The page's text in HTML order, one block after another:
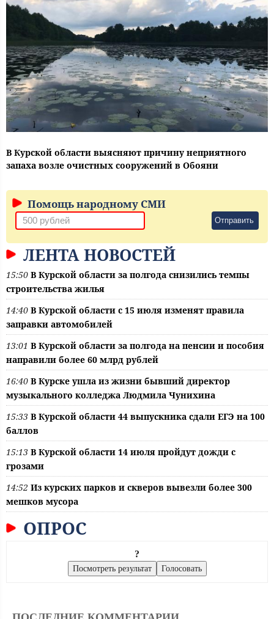
В Курской области выясняют причину неприятного
запаха возле очистных сооружений в Обояни
Помощь народному СМИ
Отправить
ЛЕНТА НОВОСТЕЙ
15:50 В Курской области за полгода снизились темпы
строительства жилья
14:40 В Курской области с 15 июля изменят правила
заправки автомобилей
13:01 В Курской области за полгода на пенсии и пособия
направили более 60 млрд рублей
16:40 В Курске ушла из жизни бывший директор
музыкального колледжа Людмила Чунихина
15:33 В Курской области 44 выпускника сдали ЕГЭ на 100
баллов
15:13 В Курской области 14 июля пройдут дожди с
грозами
14:52 Из курских парков и скверов вывезли более 300
мешков мусора
ОПРОС
?